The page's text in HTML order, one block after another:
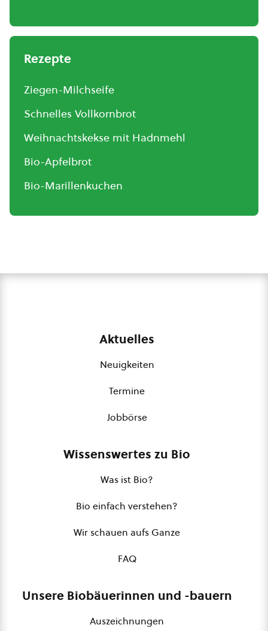
Rezepte
Ziegen-Milchseife
Schnelles Vollkornbrot
Weihnachtskekse mit Hadnmehl
Bio-Apfelbrot
Bio-Marillenkuchen
Aktuelles
Neuigkeiten
Termine
Jobbörse
Wissenswertes zu Bio
Was ist Bio?
Bio einfach verstehen?
Wir schauen aufs Ganze
FAQ
Unsere Biobäuerinnen und -bauern
Auszeichnungen